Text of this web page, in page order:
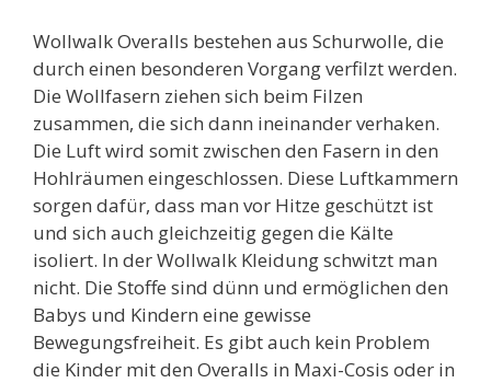
Wollwalk Overalls bestehen aus Schurwolle, die
durch einen besonderen Vorgang verfilzt werden.
Die Wollfasern ziehen sich beim Filzen
zusammen, die sich dann ineinander verhaken.
Die Luft wird somit zwischen den Fasern in den
Hohlräumen eingeschlossen. Diese Luftkammern
sorgen dafür, dass man vor Hitze geschützt ist
und sich auch gleichzeitig gegen die Kälte
isoliert. In der Wollwalk Kleidung schwitzt man
nicht. Die Stoffe sind dünn und ermöglichen den
Babys und Kindern eine gewisse
Bewegungsfreiheit. Es gibt auch kein Problem
die Kinder mit den Overalls in Maxi-Cosis oder in